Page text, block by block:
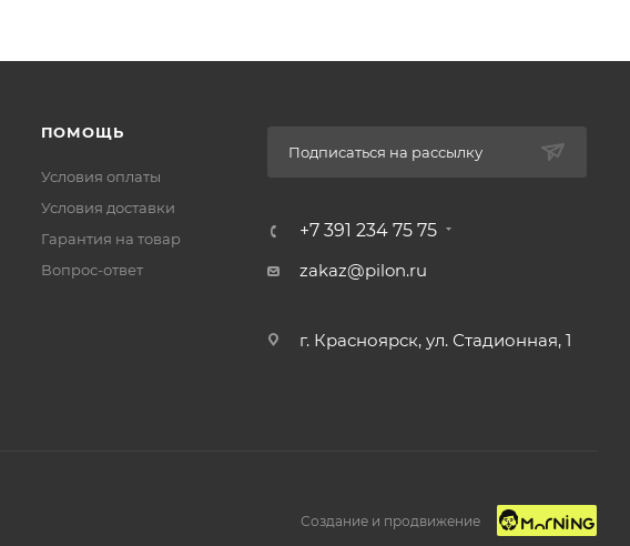
ПОМОЩЬ
Условия оплаты
Условия доставки
Гарантия на товар
Вопрос-ответ
Подписаться на рассылку
+7 391 234 75 75
zakaz@pilon.ru
г. Красноярск, ул. Стадионная, 1
Создание и продвижение